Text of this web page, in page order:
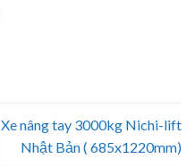
Xe nâng tay 3000kg Nichi-lift
Nhật Bản ( 685x1220mm)